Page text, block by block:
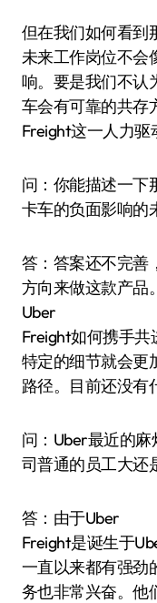
但在我们如何看到
未来工作岗位不会
响。要是我们不认
车会有可靠的共存
Freight这一人力驱
问：你能描述一下
卡车的负面影响的
答：答案还不完善
方向来做这款产品
Uber
Freight如何携手共
特定的细节就会更
路径。目前还没有
问：Uber最近的
司普通的员工大还
答：由于Uber
Freight是诞生于
一直以来都有强劲
务也非常兴奋。他